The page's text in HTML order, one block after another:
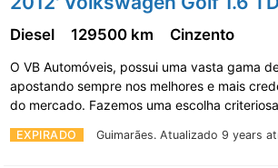
EXPIRADO Guimarães. Atualizado 9 years
Diesel 129500 km Cinzento
O VB Automóveis, possui uma vasta gama
apostando sempre nos melhores e mais
do mercado. Fazemos uma escolha